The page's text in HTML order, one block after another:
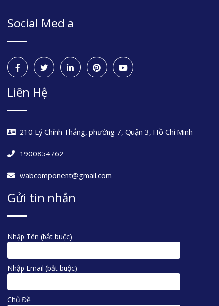
Social Media
Liên Hệ
210 Lý Chính Thắng, phường 7, Quận 3, Hồ Chí Minh
1900854762
wabcomponent@gmail.com
Gửi tin nhắn
Nhập Tên (bắt buộc)
Nhập Email (bắt buộc)
Chủ Đề